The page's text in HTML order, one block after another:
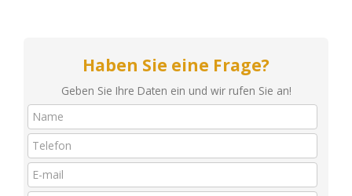
Haben Sie eine Frage?
Geben Sie Ihre Daten ein und wir rufen Sie an!